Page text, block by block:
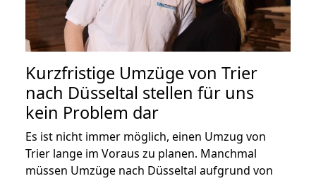
Kurzfristige Umzüge von Trier
nach Düsseltal stellen für uns
kein Problem dar
Es ist nicht immer möglich, einen Umzug von
Trier lange im Voraus zu planen. Manchmal
müssen Umzüge nach Düsseltal aufgrund von